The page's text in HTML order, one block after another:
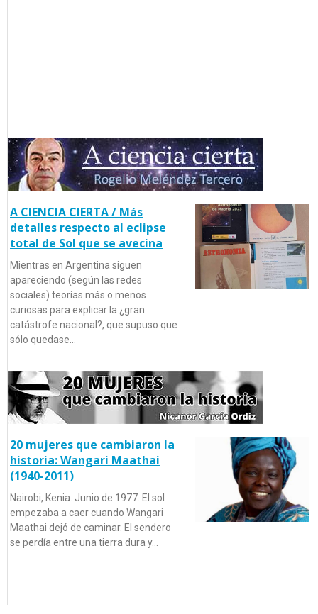
A CIENCIA CIERTA / Más
detalles respecto al eclipse
total de Sol que se avecina
Mientras en Argentina siguen
apareciendo (según las redes
sociales) teorías más o menos
curiosas para explicar la ¿gran
catástrofe nacional?, que supuso que
sólo quedase…
20 mujeres que cambiaron la
historia: Wangari Maathai
(1940-2011)
Nairobi, Kenia. Junio de 1977. El sol
empezaba a caer cuando Wangari
Maathai dejó de caminar. El sendero
se perdía entre una tierra dura y…